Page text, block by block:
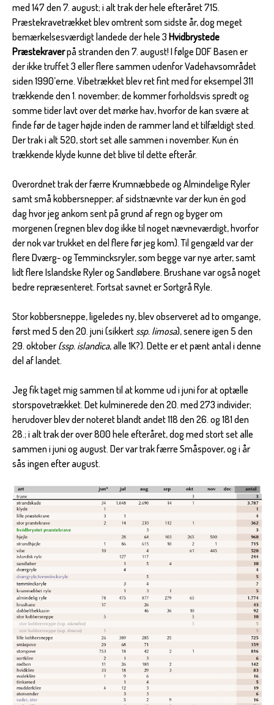
med 147 den 7. august; i alt trak der hele efteråret 715.
Præstekravetrækket blev omtrent som sidste år, dog meget
bemærkelsesværdigt landede der hele 3 Hvidbrystede
Præstekraverpå stranden den 7. august! I følge DOF Basen er
der ikke truffet 3 eller flere sammen udenfor Vadehavsområdet
siden 1990’erne. Vibetrækket blev ret fint med for eksempel 311
trækkende den 1. november; de kommer forholdsvis spredt og
somme tider lavt over det mørke hav, hvorfor de kan svære at
finde før de tager højde inden de rammer land et tilfældigt sted.
Der trak i alt 520, stort set alle sammen i november. Kun én
trækkende klyde kunne det blive til dette efterår.
Overordnet trak der færre Krumnæbbede og Almindelige Ryler
samt små kobbersnepper; af sidstnævnte var der kun én god
dag hvor jeg ankom sent på grund af regn og byger om
morgenen (regnen blev dog ikke til noget nævneværdigt, hvorfor
der nok var trukket en del flere før jeg kom). Til gengæld var der
flere Dværg- og Temmincksryler, som begge var nye arter, samt
lidt flere Islandske Ryler og Sandløbere. Brushane var også noget
bedre repræsenteret. Fortsat savnet er Sortgrå Ryle.
Stor kobbersneppe, ligeledes ny, blev observeret ad to omgange,
først med 5 den 20. juni (sikkert ssp. limosa), senere igen 5 den
29. oktober (ssp. islandica, alle 1K?). Dette er et pænt antal i denne
del af landet.
Jeg fik taget mig sammen til at komme ud i juni for at optælle
storspovetrækket. Det kulminerede den 20. med 273 individer;
herudover blev der noteret blandt andet 118 den 26. og 181 den
28.; i alt trak der over 800 hele efteråret, dog med stort set alle
sammen i juni og august. Der var trak færre Småspover, og i år
sås ingen efter august.